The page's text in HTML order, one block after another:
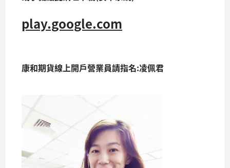
play.google.com
康和期貨線上開戶營業員請指名:凌佩君